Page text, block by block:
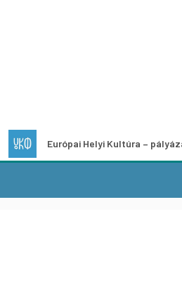
Európai Helyi Kultúra – pályázat helyi